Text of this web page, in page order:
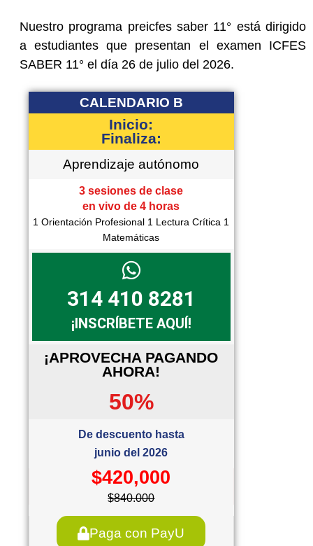
Nuestro programa preicfes saber 11° está dirigido
a estudiantes que presentan el examen ICFES
SABER 11° el día 26 de julio del 2026.
CALENDARIO B
Inicio:
Finaliza:
Aprendizaje autónomo
3 sesiones de clase
en vivo de 4 horas
1 Orientación Profesional 1 Lectura Crítica 1
Matemáticas
314 410 8281
¡INSCRÍBETE AQUÍ!
¡APROVECHA PAGANDO
AHORA!
50%
De descuento hasta
junio del 2026
$420,000
$840.000
Paga con PayU